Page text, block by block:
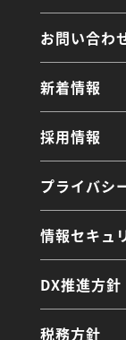
お問い合わ
新着情報
採用情報
プライバシ
情報セキュ
DX推進方針
税務方針